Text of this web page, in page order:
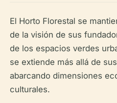
El Horto Florestal se
de la visión de sus
de los espacios verdes
se extiende más allá de
abarcando dimensiones
culturales.